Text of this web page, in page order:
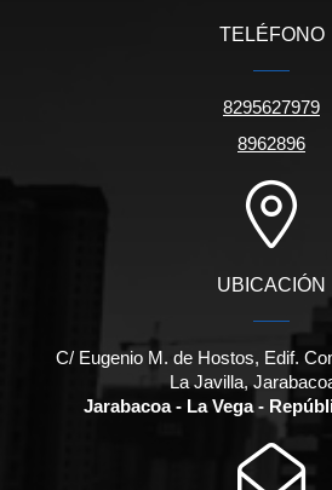
TELÉFONO
8295627979
8962896
UBICACIÓN
C/ Eugenio M. de Hostos, Edif.
La Javilla,
Jarabacoa - La Vega -